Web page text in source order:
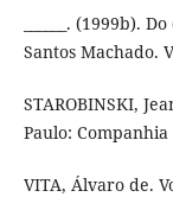
______. (1999b).
Santos Machado.
STAROBINSKI,
Paulo:
VITA, Álvaro de.